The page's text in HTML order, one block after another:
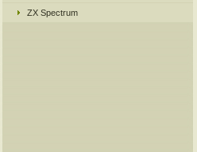
ZX Spectrum